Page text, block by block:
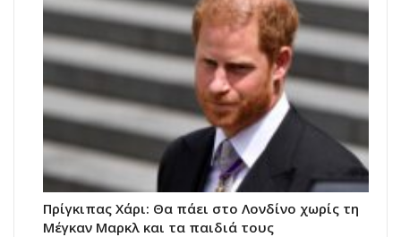
Πρίγκιπας Χάρι: Θα πάει στο Λονδίνο χωρίς τη
Μέγκαν Μαρκλ και τα παιδιά τους